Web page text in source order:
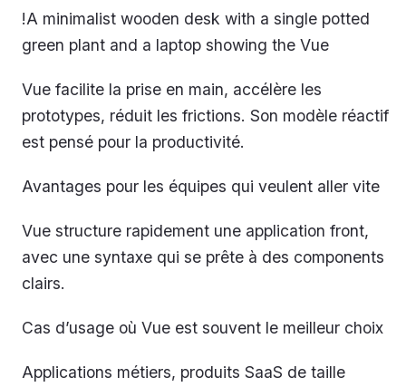
!A minimalist wooden desk with a single potted
green plant and a laptop showing the Vue
Vue facilite la prise en main, accélère les
prototypes, réduit les frictions. Son modèle réactif
est pensé pour la productivité.
Avantages pour les équipes qui veulent aller vite
Vue structure rapidement une application front,
avec une syntaxe qui se prête à des components
clairs.
Cas d’usage où Vue est souvent le meilleur choix
Applications métiers, produits SaaS de taille